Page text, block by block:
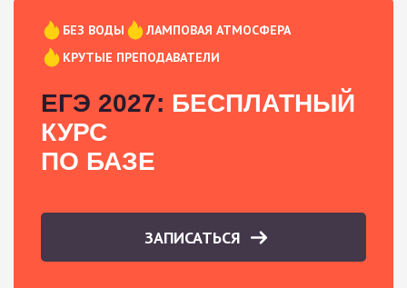
БЕЗ ВОДЫ
ЛАМПОВАЯ АТМОСФЕРА
КРУТЫЕ ПРЕПОДАВАТЕЛИ
ЕГЭ 2027: БЕСПЛАТНЫЙ
КУРС
ПО БАЗЕ
ЗАПИСАТЬСЯ